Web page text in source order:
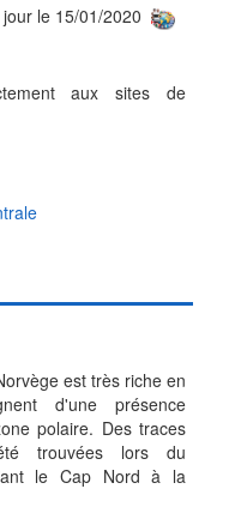
le 15/01/2020
aux sites de
est très riche en
d'une présence
polaire. Des traces
trouvées lors du
le Cap Nord à la